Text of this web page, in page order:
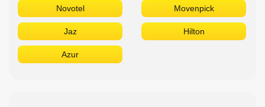
Novotel Movenpick
Jaz Hilton
Azur